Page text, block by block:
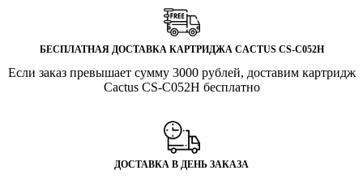
БЕСПЛАТНАЯ ДОСТАВКА КАРТРИДЖА CACTUS CS-C052H
Если заказ превышает сумму 3000 рублей, доставим картридж
Cactus CS-C052H бесплатно
ДОСТАВКА В ДЕНЬ ЗАКАЗА